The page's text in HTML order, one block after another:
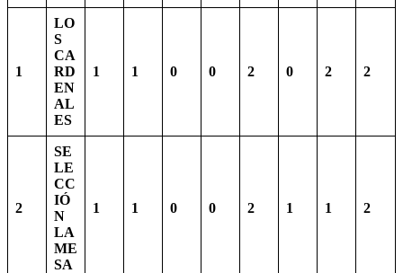
1
LO
S
CA
RD
EN
AL
ES
1 1 0 0 2 0 2 2
2
SE
LE
CC
IÓ
N
LA
ME
SA
1 1 0 0 2 1 1 2